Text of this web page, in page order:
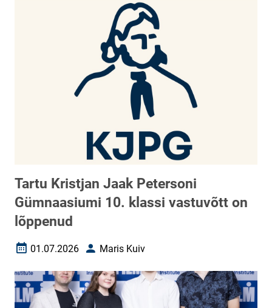
Tartu Kristjan Jaak Petersoni
Gümnaasiumi 10. klassi vastuvõtt on
lõppenud
Loomise kuupäev
01.07.2026 AutorMaris Kuiv